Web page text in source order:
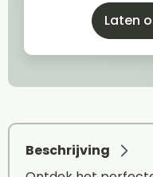
Laten
Beschrijving